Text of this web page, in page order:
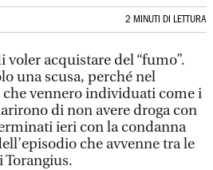
2 MINUTI DI LETTURA
voler acquistare del “fumo”.
una scusa, perché nel
vennero individuati come i
di non avere droga con
ieri con la condanna
che avvenne tra le
Torangius.